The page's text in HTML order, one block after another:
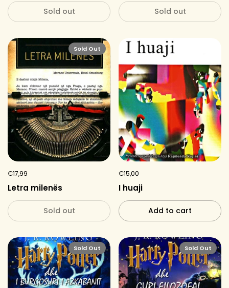
Sold out Sold out
€17,99
Letra milenës
Sold out
Sold Out
€15,00
I huaji
Add to cart
Sold Out Sold Out